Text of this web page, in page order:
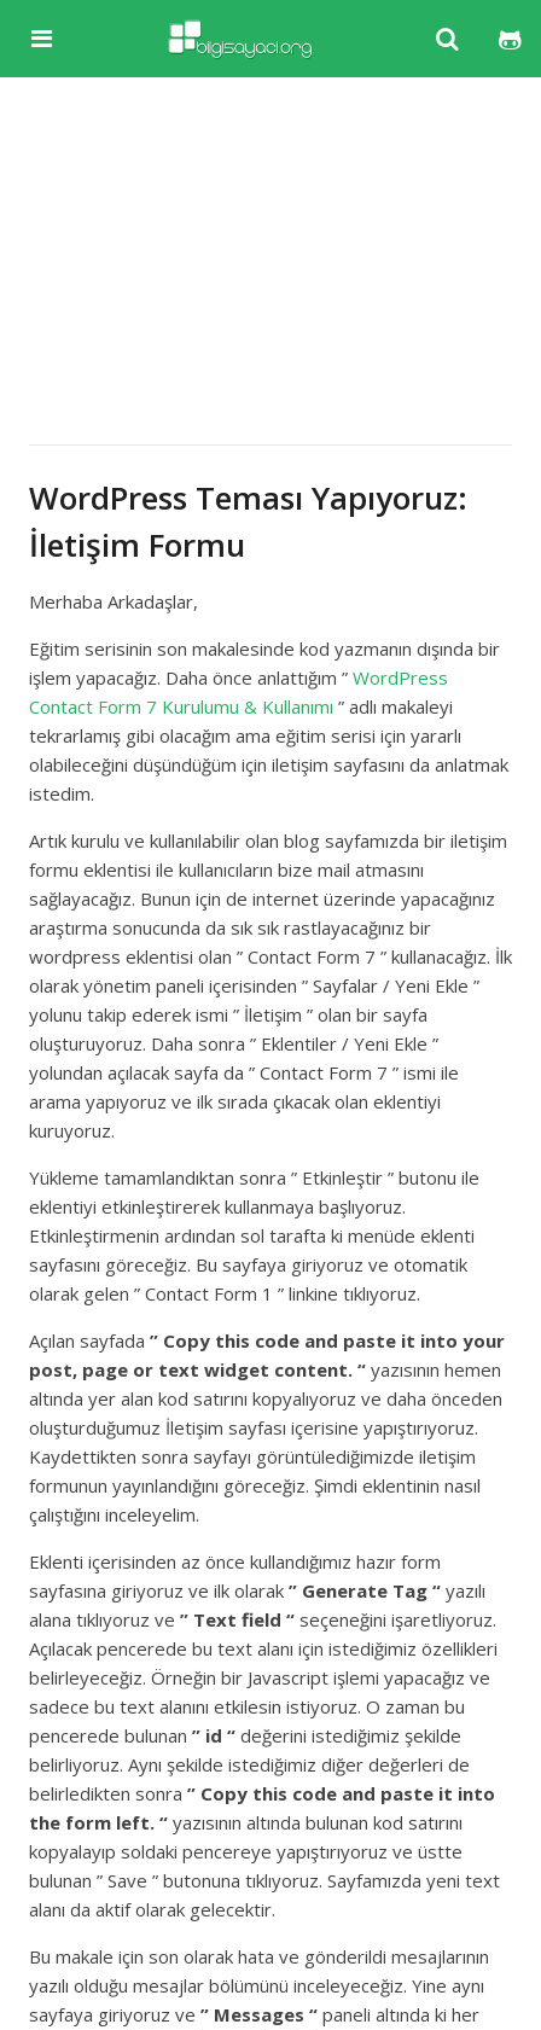
WordPress Teması Yapıyoruz:
İletişim Formu
Merhaba Arkadaşlar,
Eğitim serisinin son makalesinde kod yazmanın dışında bir
işlem yapacağız. Daha önce anlattığım ” WordPress
Contact Form 7 Kurulumu & Kullanımı ” adlı makaleyi
tekrarlamış gibi olacağım ama eğitim serisi için yararlı
olabileceğini düşündüğüm için iletişim sayfasını da anlatmak
istedim.
Artık kurulu ve kullanılabilir olan blog sayfamızda bir iletişim
formu eklentisi ile kullanıcıların bize mail atmasını
sağlayacağız. Bunun için de internet üzerinde yapacağınız
araştırma sonucunda da sık sık rastlayacağınız bir
wordpress eklentisi olan ” Contact Form 7 ” kullanacağız. İlk
olarak yönetim paneli içerisinden ” Sayfalar / Yeni Ekle ”
yolunu takip ederek ismi ” İletişim ” olan bir sayfa
oluşturuyoruz. Daha sonra ” Eklentiler / Yeni Ekle ”
yolundan açılacak sayfa da ” Contact Form 7 ” ismi ile
arama yapıyoruz ve ilk sırada çıkacak olan eklentiyi
kuruyoruz.
Yükleme tamamlandıktan sonra ” Etkinleştir ” butonu ile
eklentiyi etkinleştirerek kullanmaya başlıyoruz.
Etkinleştirmenin ardından sol tarafta ki menüde eklenti
sayfasını göreceğiz. Bu sayfaya giriyoruz ve otomatik
olarak gelen ” Contact Form 1 ” linkine tıklıyoruz.
Açılan sayfada ” Copy this code and paste it into your
post, page or text widget content. “ yazısının hemen
altında yer alan kod satırını kopyalıyoruz ve daha önceden
oluşturduğumuz İletişim sayfası içerisine yapıştırıyoruz.
Kaydettikten sonra sayfayı görüntülediğimizde iletişim
formunun yayınlandığını göreceğiz. Şimdi eklentinin nasıl
çalıştığını inceleyelim.
Eklenti içerisinden az önce kullandığımız hazır form
sayfasına giriyoruz ve ilk olarak ” Generate Tag “ yazılı
alana tıklıyoruz ve ” Text field “ seçeneğini işaretliyoruz.
Açılacak pencerede bu text alanı için istediğimiz özellikleri
belirleyeceğiz. Örneğin bir Javascript işlemi yapacağız ve
sadece bu text alanını etkilesin istiyoruz. O zaman bu
pencerede bulunan ” id “ değerini istediğimiz şekilde
belirliyoruz. Aynı şekilde istediğimiz diğer değerleri de
belirledikten sonra ” Copy this code and paste it into
the form left. “ yazısının altında bulunan kod satırını
kopyalayıp soldaki pencereye yapıştırıyoruz ve üstte
bulunan ” Save ” butonuna tıklıyoruz. Sayfamızda yeni text
alanı da aktif olarak gelecektir.
Bu makale için son olarak hata ve gönderildi mesajlarının
yazılı olduğu mesajlar bölümünü inceleyeceğiz. Yine aynı
sayfaya giriyoruz ve ” Messages “ paneli altında ki her